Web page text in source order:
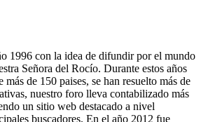
1996 con la idea de difundir por el mundo
Señora del Rocío. Durante estos años
de 150 paises, se han resuelto más de
nuestro foro lleva contabilizado más
un sitio web destacado a nivel
buscadores. En el año 2012 fue